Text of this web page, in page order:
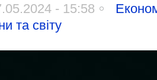
- 15:58
та світу